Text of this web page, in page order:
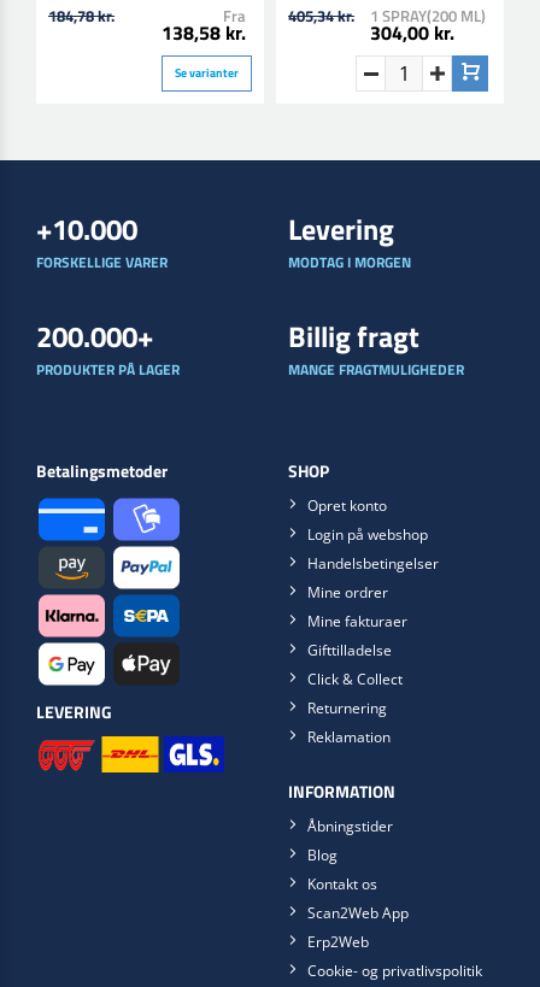
184,78 kr. Fra
138,58 kr.
Se varianter
405,34 kr. 1 SPRAY(200 ML)
304,00 kr.
+10.000
FORSKELLIGE VARER
Levering
MODTAG I MORGEN
200.000+
PRODUKTER PÅ LAGER
Billig fragt
MANGE FRAGTMULIGHEDER
Betalingsmetoder
LEVERING
SHOP
Opret konto
Login på webshop
Handelsbetingelser
Mine ordrer
Mine fakturaer
Gifttilladelse
Click & Collect
Returnering
Reklamation
INFORMATION
Åbningstider
Blog
Kontakt os
Scan2Web App
Erp2Web
Cookie- og privatlivspolitik